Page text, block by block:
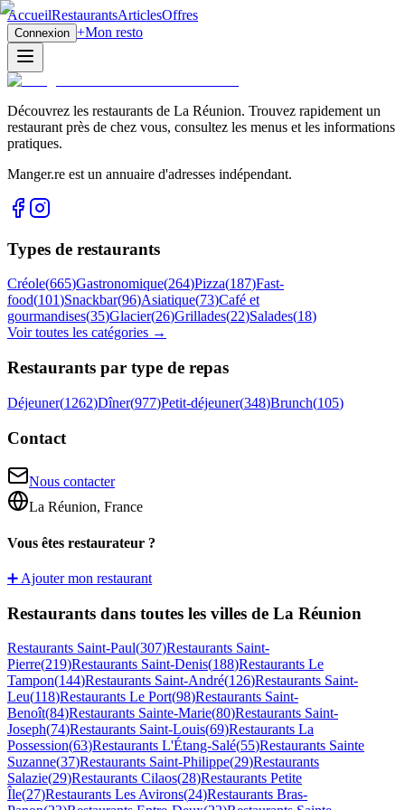
AccueilRestaurantsArticlesOffres
Connexion +Mon resto
Découvrez les restaurants de La Réunion. Trouvez rapidement un
restaurant près de chez vous, consultez les menus et les informations
pratiques.
Manger.re est un annuaire d'adresses indépendant.
Types de restaurants
Créole(665)Gastronomique(264)Pizza(187)Fast-
food(101)Snackbar(96)Asiatique(73)Café et
gourmandises(35)Glacier(26)Grillades(22)Salades(18)
Voir toutes les catégories →
Restaurants par type de repas
Déjeuner(1262)Dîner(977)Petit-déjeuner(348)Brunch(105)
Contact
Nous contacter
La Réunion, France
Vous êtes restaurateur ?
➕ Ajouter mon restaurant
Restaurants dans toutes les villes de La Réunion
Restaurants Saint-Paul(307)Restaurants Saint-
Pierre(219)Restaurants Saint-Denis(188)Restaurants Le
Tampon(144)Restaurants Saint-André(126)Restaurants Saint-
Leu(118)Restaurants Le Port(98)Restaurants Saint-
Benoît(84)Restaurants Sainte-Marie(80)Restaurants Saint-
Joseph(74)Restaurants Saint-Louis(69)Restaurants La
Possession(63)Restaurants L'Étang-Salé(55)Restaurants Sainte
Suzanne(37)Restaurants Saint-Philippe(29)Restaurants
Salazie(29)Restaurants Cilaos(28)Restaurants Petite
Île(27)Restaurants Les Avirons(24)Restaurants Bras-